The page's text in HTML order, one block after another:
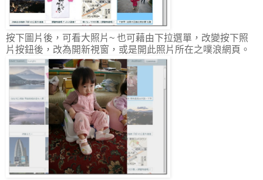
按下圖片後，可看大照片~ 也可藉由下拉選單，改變按下照
片按鈕後，改為開新視窗，或是開此照片所在之噗浪網頁。